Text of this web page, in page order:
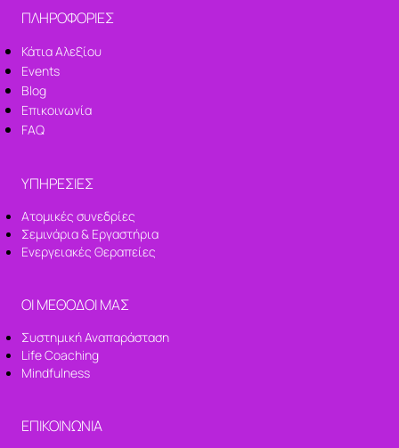
ΠΛΗΡΟΦΟΡΙΕΣ
Κάτια Αλεξίου
Events
Blog
Επικοινωνία
FAQ
ΥΠΗΡΕΣΙΕΣ
Ατομικές συνεδρίες
Σεμινάρια & Εργαστήρια
Ενεργειακές Θεραπείες
ΟΙ ΜΕΘΟΔΟΙ ΜΑΣ
Συστημική Αναπαράσταση
Life Coaching
Mindfulness
ΕΠΙΚΟΙΝΩΝΙΑ